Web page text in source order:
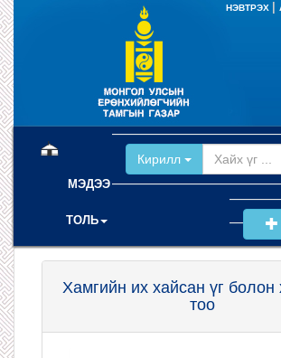
НЭВТРЭХ
МЭДЭЭ
ТОЛЬ
Кирилл
Хамгийн их хайсан үг болон
тоо